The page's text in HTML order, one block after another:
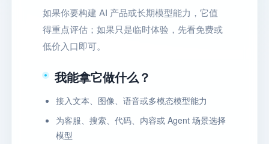
如果你要构建 AI 产品或长期模型能力，它值
得重点评估；如果只是临时体验，先看免费或
低价入口即可。
我能拿它做什么？
接入文本、图像、语音或多模态模型能力
为客服、搜索、代码、内容或 Agent 场景选择
模型